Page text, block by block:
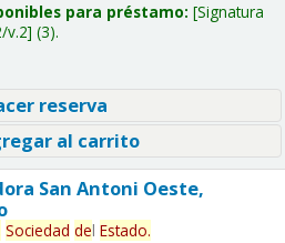
para préstamo: Signatura
v.2 (3).
reserva
al carrito
San Antoni Oeste,
Sociedad del Estado.